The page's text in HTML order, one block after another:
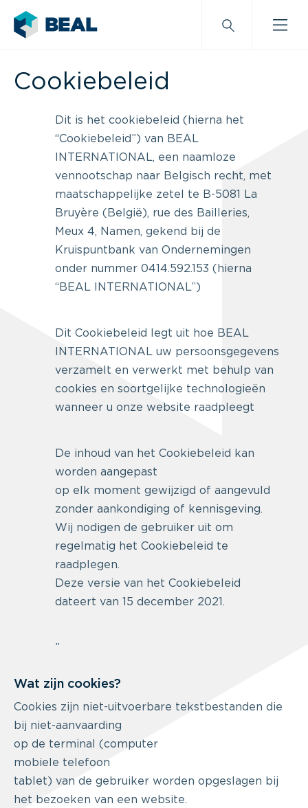
Cookiebeleid
Dit is het cookiebeleid (hierna het
“Cookiebeleid”) van BEAL
INTERNATIONAL, een naamloze
vennootschap naar Belgisch recht, met
maatschappelijke zetel te B-5081 La
Bruyère (België), rue des Bailleries,
Meux 4, Namen, gekend bij de
Kruispuntbank van Ondernemingen
onder nummer 0414.592.153 (hierna
“BEAL INTERNATIONAL”)
Dit Cookiebeleid legt uit hoe BEAL
INTERNATIONAL uw persoonsgegevens
verzamelt en verwerkt met behulp van
cookies en soortgelijke technologieën
wanneer u onze website raadpleegt
De inhoud van het Cookiebeleid kan
worden aangepast
op elk moment gewijzigd of aangevuld
zonder aankondiging of kennisgeving.
Wij nodigen de gebruiker uit om
regelmatig het Cookiebeleid te
raadplegen.
Deze versie van het Cookiebeleid
dateert van 15 december 2021.
”
Wat zijn cookies?
Cookies zijn niet-uitvoerbare tekstbestanden die
bij niet-aanvaarding
op de terminal (computer
mobiele telefoon
tablet) van de gebruiker worden opgeslagen bij
het bezoeken van een website.